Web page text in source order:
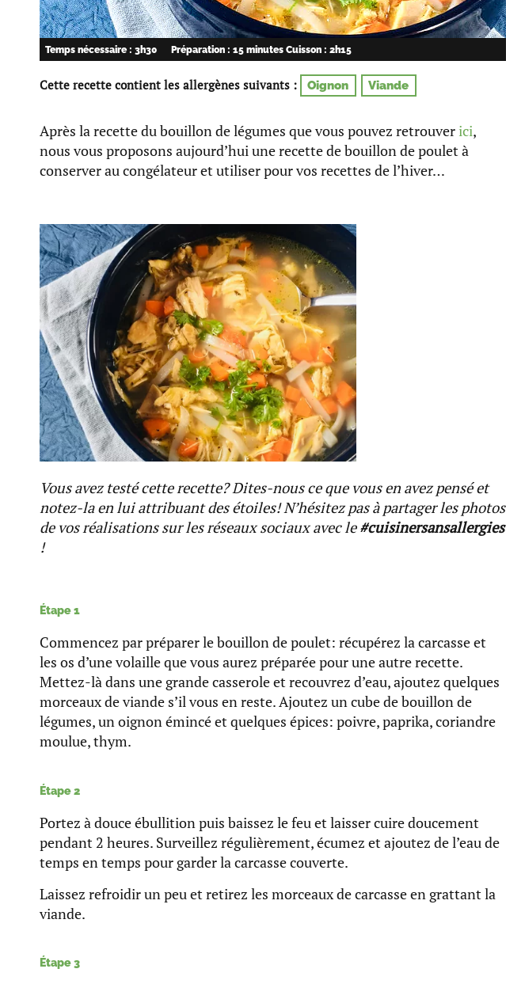
Temps nécessaire : 3h30 Préparation : 15 minutes Cuisson : 2h15
Cette recette contient les allergènes suivants : Oignon Viande
Après la recette du bouillon de légumes que vous pouvez retrouver ici,
nous vous proposons aujourd’hui une recette de bouillon de poulet à
conserver au congélateur et utiliser pour vos recettes de l’hiver…
Vous avez testé cette recette? Dites-nous ce que vous en avez pensé et
notez-la en lui attribuant des étoiles! N’hésitez pas à partager les photos
de vos réalisations sur les réseaux sociaux avec le#cuisinersansallergies
!
Étape 1
Commencez par préparer le bouillon de poulet: récupérez la carcasse et
les os d’une volaille que vous aurez préparée pour une autre recette.
Mettez-là dans une grande casserole et recouvrez d’eau, ajoutez quelques
morceaux de viande s’il vous en reste. Ajoutez un cube de bouillon de
légumes, un oignon émincé et quelques épices: poivre, paprika, coriandre
moulue, thym.
Étape 2
Portez à douce ébullition puis baissez le feu et laisser cuire doucement
pendant 2 heures. Surveillez régulièrement, écumez et ajoutez de l’eau de
temps en temps pour garder la carcasse couverte.
Laissez refroidir un peu et retirez les morceaux de carcasse en grattant la
viande.
Étape 3